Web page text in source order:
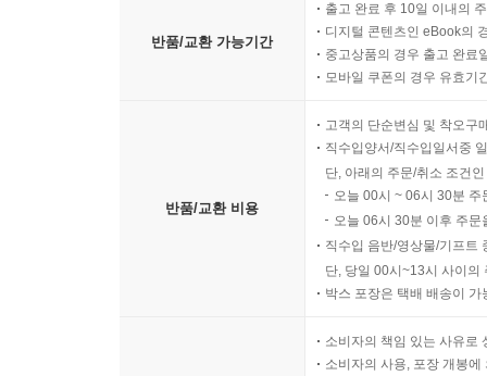
반품/교환 가능기간
출고 완료 후 10일 이내의
디지털 콘텐츠인 eBook의
중고상품의 경우 출고 완료
모바일 쿠폰의 경우 유효기
반품/교환 비용
고객의 단순변심 및 착오구
직수입양서/직수입일서중
단, 아래의 주문/취소 조건
오늘 00시 ~ 06시 30분
오늘 06시 30분 이후 주
직수입 음반/영상물/기프트
단, 당일 00시~13시 사이의
박스 포장은 택배 배송이
소비자의 책임 있는 사유로
소비자의 사용, 포장 개봉